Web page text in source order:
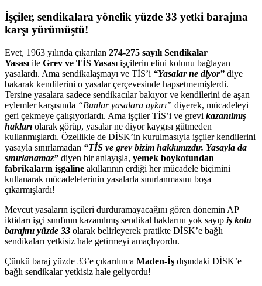
İşçiler, sendikalara yönelik yüzde 33 yetki barajına
karşı yürümüştü!
Evet, 1963 yılında çıkarılan 274-275 sayılı Sendikalar
Yasası ile Grev ve TİS Yasası işçilerin elini kolunu bağlayan
yasalardı. Ama sendikalaşmayı ve TİS’i “Yasalar ne diyor” diye
bakarak kendilerini o yasalar çerçevesinde hapsetmemişlerdi.
Tersine yasalara sadece sendikacılar bakıyor ve kendilerini de aşan
eylemler karşısında “Bunlar yasalara aykırı” diyerek, mücadeleyi
geri çekmeye çalışıyorlardı. Ama işçiler TİS’i ve grevi kazanılmış
hakları olarak görüp, yasalar ne diyor kaygısı gütmeden
kullanmışlardı. Özellikle de DİSK’in kurulmasıyla işçiler kendilerini
yasayla sınırlamadan “TİS ve grev bizim hakkımızdır. Yasayla da
sınırlanamaz” diyen bir anlayışla, yemek boykotundan
fabrikaların işgaline akıllarının erdiği her mücadele biçimini
kullanarak mücadelelerinin yasalarla sınırlanmasını boşa
çıkarmışlardı!
Mevcut yasaların işçileri durduramayacağını gören dönemin AP
iktidarı işçi sınıfının kazanılmış sendikal haklarını yok sayıp iş kolu
barajını yüzde 33 olarak belirleyerek pratikte DİSK’e bağlı
sendikaları yetkisiz hale getirmeyi amaçlıyordu.
Çünkü baraj yüzde 33’e çıkarılınca Maden-İş dışındaki DİSK’e
bağlı sendikalar yetkisiz hale geliyordu!